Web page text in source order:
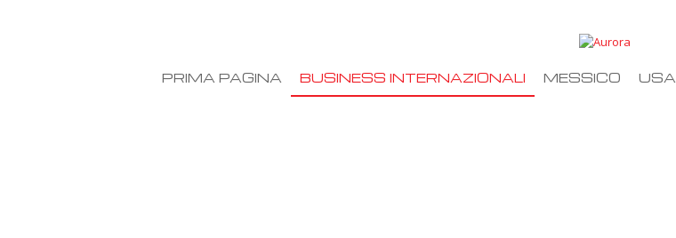
PRIMA PAGINA BUSINESS INTERNAZIONALI MESSICO USA